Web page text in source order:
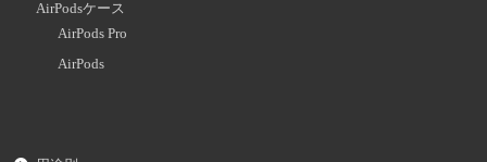
AirPodsケース
AirPods Pro
AirPods